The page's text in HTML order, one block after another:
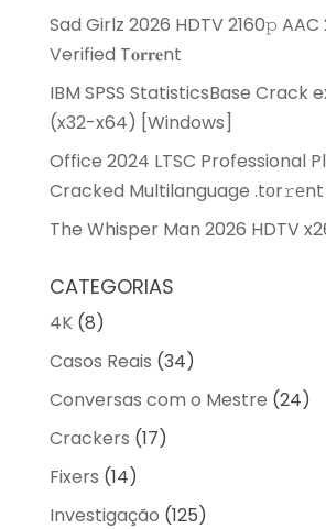
Sad Girlz 2026 HDTV 2160𝚙
Verified T𝐨𝐫𝐫𝐞nt
IBM SPSS StatisticsBase Crack
(x32-x64) [Windows]
Office 2024 LTSC Professional
Cracked Multilanguage .tоr𝚛еnt
The Whisper Man 2026 HDTV
CATEGORIAS
4K(8)
Casos Reais (34)
Conversas com o Mestre (24)
Crackers (17)
Fixers (14)
Investigação (125)